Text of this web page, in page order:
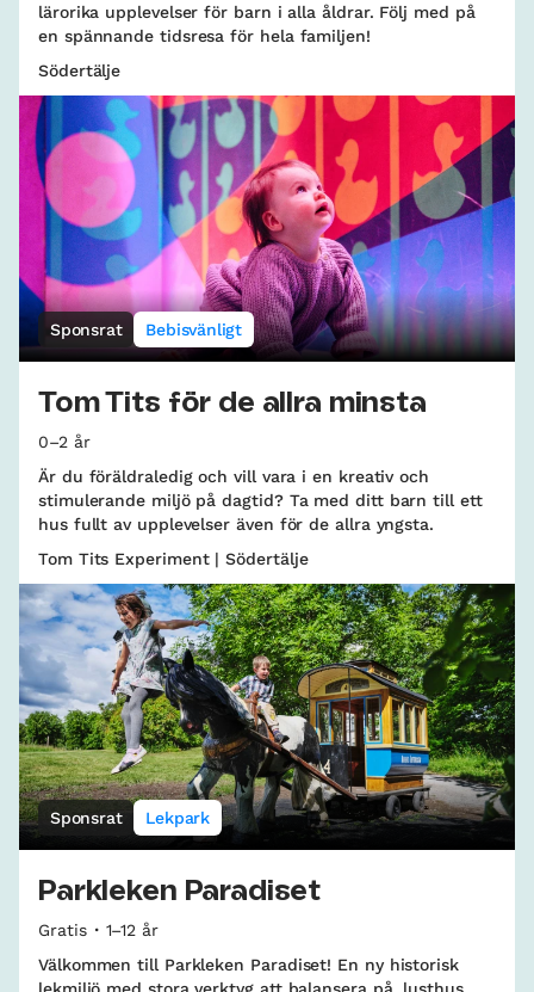
lärorika upplevelser för barn i alla åldrar. Följ med på
en spännande tidsresa för hela familjen!
Södertälje
Sponsrat Bebisvänligt
Tom Tits för de allra minsta
0–2 år
Är du föräldraledig och vill vara i en kreativ och
stimulerande miljö på dagtid? Ta med ditt barn till ett
hus fullt av upplevelser även för de allra yngsta.
Tom Tits Experiment | Södertälje
Sponsrat Lekpark
Parkleken Paradiset
Gratis
1–12 år
Välkommen till Parkleken Paradiset! En ny historisk